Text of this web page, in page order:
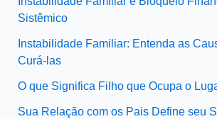
Sistêmico
Instabilidade Familiar: Entenda as
Curá-las
O que Significa Filho que Ocupa o
Sua Relação com os Pais Define seu